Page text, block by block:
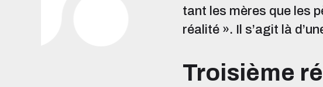
tant les mères que les
réalité ». Il s’agit là
Troisième